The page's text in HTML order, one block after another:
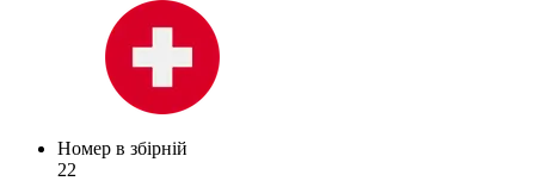
Номер в збірній
22